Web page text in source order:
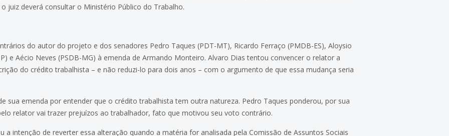
juiz deverá consultar o Ministério Público do Trabalho.
do autor do projeto e dos senadores Pedro Taques (PDT-MT), Ricardo Ferraço (PMDB-ES), Aloysio
e Aécio Neves (PSDB-MG) à emenda de Armando Monteiro. Alvaro Dias tentou convencer o relator a
do crédito trabalhista – e não reduzi-lo para dois anos – com o argumento de que essa mudança seria
sua emenda por entender que o crédito trabalhista tem outra natureza. Pedro Taques ponderou, por sua
relator vai trazer prejuízos ao trabalhador, fato que motivou seu voto contrário.
a intenção de reverter essa alteração quando a matéria for analisada pela Comissão de Assuntos Sociais